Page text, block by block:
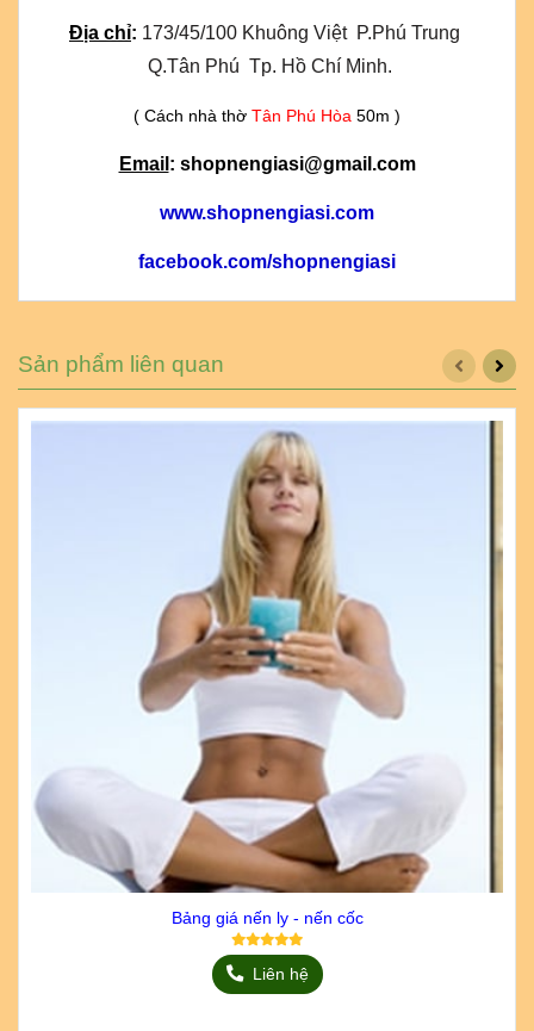
Địa chỉ: 173/45/100 Khuông Việt  P.Phú Trung
Q.Tân Phú  Tp. Hồ Chí Minh.
( Cách nhà thờ Tân Phú Hòa 50m )
Email : shopnengiasi@gmail.com
www.shopnengiasi.com
facebook.com/shopnengiasi
Sản phẩm liên quan
Bảng giá nến ly - nến cốc
Liên hệ